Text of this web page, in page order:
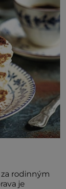
rodinným
je